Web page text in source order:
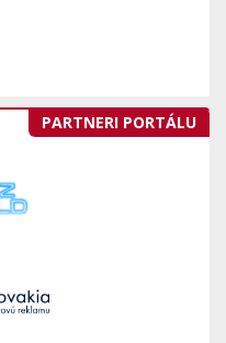
PARTNERI PORTÁLU